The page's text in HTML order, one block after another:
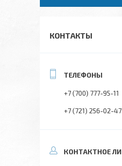
КОНТАКТЫ
+7 (700) 777-95-11
+7 (721) 256-02-47